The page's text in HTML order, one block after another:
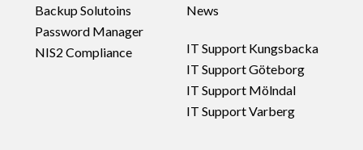
Backup Solutoins
Password Manager
NIS2 Compliance
News
IT Support Kungsbacka
IT Support Göteborg
IT Support Mölndal
IT Support Varberg